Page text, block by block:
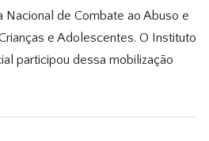
de Combate ao Abuso e
e Adolescentes. O Instituto
participou dessa mobilização